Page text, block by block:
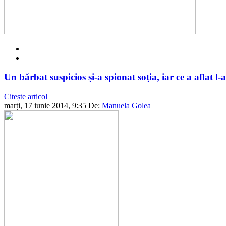
Un bărbat suspicios şi-a spionat soţia, iar ce a aflat l-
Citește articol
marți, 17 iunie 2014, 9:35 De: Manuela Golea